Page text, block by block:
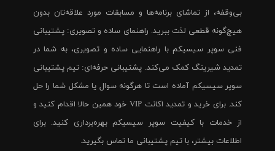
بی‌وقفه، از تماشای برنامه‌ها و مسابقات مورد علاقه‌تان بدون
هیچ‌گونه قطعی لذت ببرید. راهنمای ساده و تصویری: پشتیبانی
فنی سوپر سیسیکم با راهنمایی ساده و تصویری، به شما در
تمدید شیرینگ کمک می‌کند. پشتیبانی حرفه‌ای: تیم پشتیبانی
سوپر سیسیکم آماده است تا هرگونه سوال یا مشکل شما را حل
کند. برای خرید و تمدید اکانت VIP خود همین حالا اقدام کنید و
از خدمات با کیفیت سوپر سیسیکم بهره‌برداری کنید. برای
اطلاعات بیشتر، با تیم پشتیبانی ما تماس بگیرید.